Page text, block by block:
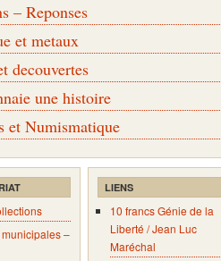
– Reponses
et metaux
decouvertes
une histoire
et Numismatique
–
LIENS
10 francs Génie de la
Liberté / Jean Luc
Maréchal